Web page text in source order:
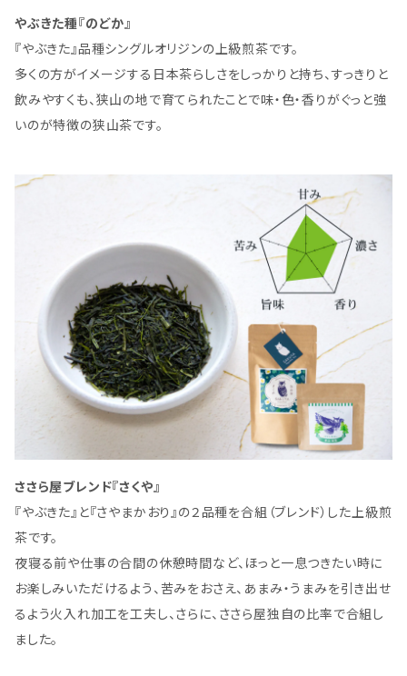
やぶきた種『のどか』
『やぶきた』品種シングルオリジンの上級煎茶です。
多くの方がイメージする日本茶らしさをしっかりと持ち、すっきりと
飲みやすくも、狭山の地で育てられたことで味・色・香りがぐっと強
いのが特徴の狭山茶です。
ささら屋ブレンド『さくや』
『やぶきた』と『さやまかおり』の２品種を合組（ブレンド）した上級煎
茶です。
夜寝る前や仕事の合間の休憩時間など、ほっと一息つきたい時に
お楽しみいただけるよう、苦みをおさえ、あまみ・うまみを引き出せ
るよう火入れ加工を工夫し、さらに、ささら屋独自の比率で合組し
ました。